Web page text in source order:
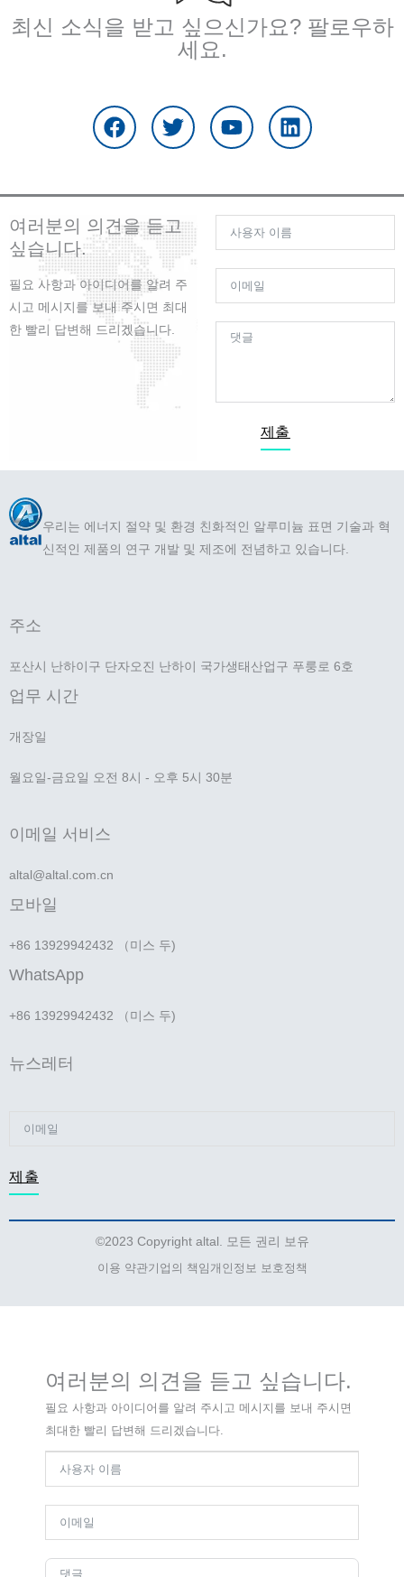
최신 소식을 받고 싶으신가요? 팔로우하
세요.
a
c
e
o
o
k
위
터
튜
브
크
드
인
여러분의 의견을 듣고
싶습니다.
필요 사항과 아이디어를 알려 주
시고 메시지를 보내 주시면 최대
한 빨리 답변해 드리겠습니다.
제출
우리는 에너지 절약 및 환경 친화적인 알루미늄 표면 기술과 혁
신적인 제품의 연구 개발 및 제조에 전념하고 있습니다.
주소
포산시 난하이구 단자오진 난하이 국가생태산업구 푸룽로 6호
업무 시간
개장일
월요일-금요일 오전 8시 - 오후 5시 30분
이메일 서비스
altal@altal.com.cn
모바일
+86 13929942432 （미스 두)
WhatsApp
+86 13929942432 （미스 두)
뉴스레터
제출
©2023 Copyright altal. 모든 권리 보유
이용 약관기업의 책임 개인정보 보호정책
여러분의 의견을 듣고 싶습니다.
필요 사항과 아이디어를 알려 주시고 메시지를 보내 주시면
최대한 빨리 답변해 드리겠습니다.